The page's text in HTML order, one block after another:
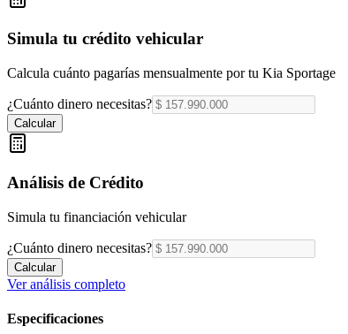
Simula tu crédito vehicular
Calcula cuánto pagarías mensualmente por tu Kia Sportage
¿Cuánto dinero necesitas?
Calcular
Análisis de Crédito
Simula tu financiación vehicular
¿Cuánto dinero necesitas?
Calcular
Ver análisis completo
Especificaciones